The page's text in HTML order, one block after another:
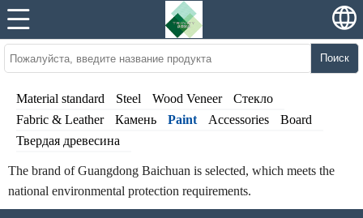
Поиск
Material standard Steel Wood Veneer
Стекло
Fabric & Leather
Камень Paint Accessories
Board
Твердая древесина
The brand of Guangdong Baichuan is selected, which meets the
national environmental protection requirements.